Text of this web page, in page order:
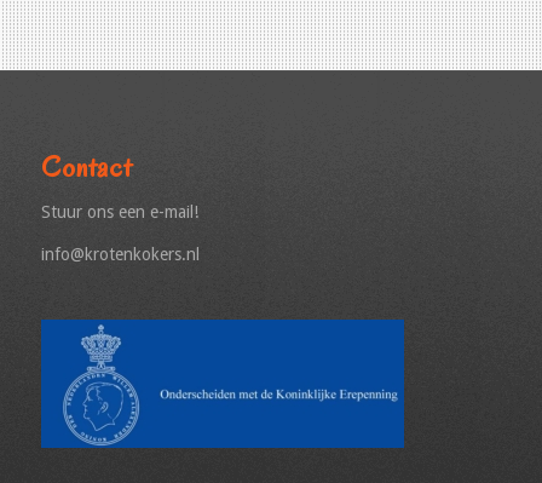
Contact
Stuur ons een e-mail!
info@krotenkokers.nl